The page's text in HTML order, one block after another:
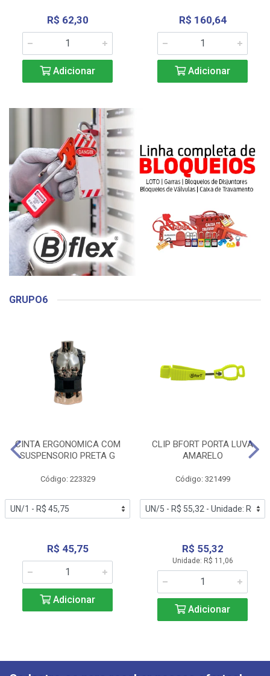
R$ 62,30
Adicionar
R$ 160,64
Adicionar
GRUPO6
CINTA ERGONOMICA COM
SUSPENSORIO PRETA G
Código: 223329
R$ 45,75
Adicionar
CLIP BFORT PORTA LUVA
AMARELO
Código: 321499
R$ 55,32
Unidade: R$ 11,06
Adicionar